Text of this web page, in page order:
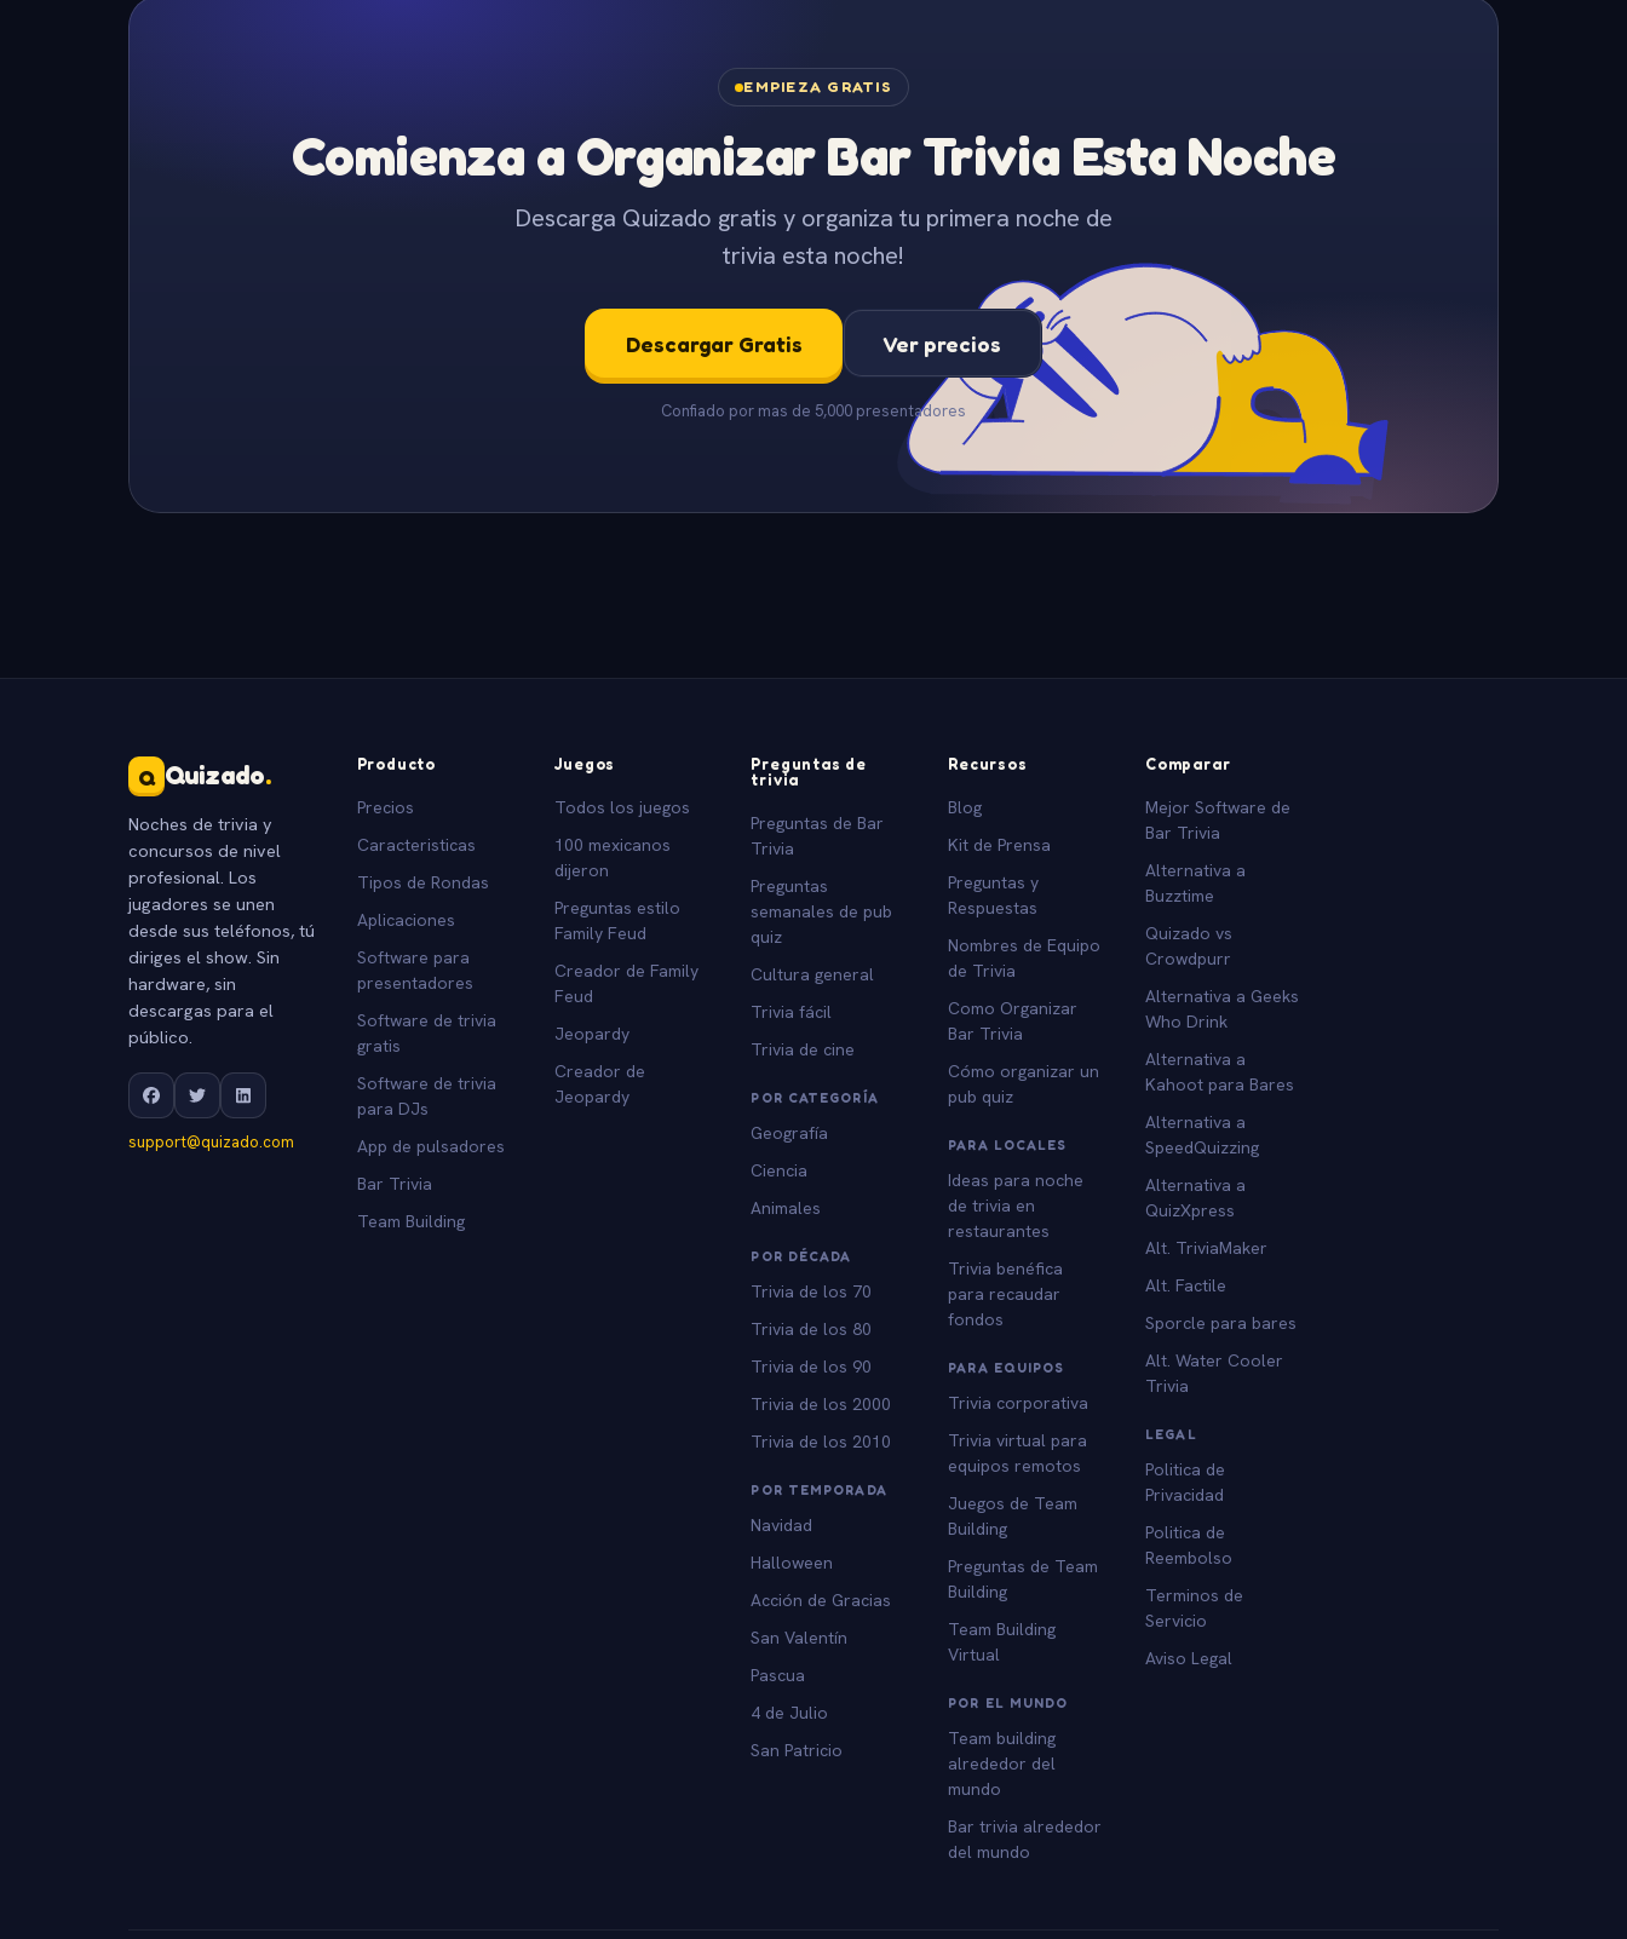
EMPIEZA GRATIS
Comienza a Organizar Bar Trivia Esta Noche
Descarga Quizado gratis y organiza tu primera noche de
trivia esta noche!
Descargar Gratis Ver precios
Confiado por mas de 5,000 presentadores
Q Quizado.
Noches de trivia y
concursos de nivel
profesional. Los
jugadores se unen
desde sus teléfonos, tú
diriges el show. Sin
hardware, sin
descargas para el
público.
support@quizado.com
Producto
Precios
Caracteristicas
Tipos de Rondas
Aplicaciones
Software para
presentadores
Software de trivia
gratis
Software de trivia
para DJs
App de pulsadores
Bar Trivia
Team Building
Juegos
Todos los juegos
100 mexicanos
dijeron
Preguntas estilo
Family Feud
Creador de Family
Feud
Jeopardy
Creador de
Jeopardy
Preguntas de
trivia
Preguntas de Bar
Trivia
Preguntas
semanales de pub
quiz
Cultura general
Trivia fácil
Trivia de cine
POR CATEGORÍA
Geografía
Ciencia
Animales
POR DÉCADA
Trivia de los 70
Trivia de los 80
Trivia de los 90
Trivia de los 2000
Trivia de los 2010
POR TEMPORADA
Navidad
Halloween
Acción de Gracias
San Valentín
Pascua
4 de Julio
San Patricio
Recursos
Blog
Kit de Prensa
Preguntas y
Respuestas
Nombres de Equipo
de Trivia
Como Organizar
Bar Trivia
Cómo organizar un
pub quiz
PARA LOCALES
Ideas para noche
de trivia en
restaurantes
Trivia benéfica
para recaudar
fondos
PARA EQUIPOS
Trivia corporativa
Trivia virtual para
equipos remotos
Juegos de Team
Building
Preguntas de Team
Building
Team Building
Virtual
POR EL MUNDO
Team building
alrededor del
mundo
Bar trivia alrededor
del mundo
Comparar
Mejor Software de
Bar Trivia
Alternativa a
Buzztime
Quizado vs
Crowdpurr
Alternativa a Geeks
Who Drink
Alternativa a
Kahoot para Bares
Alternativa a
SpeedQuizzing
Alternativa a
QuizXpress
Alt. TriviaMaker
Alt. Factile
Sporcle para bares
Alt. Water Cooler
Trivia
LEGAL
Politica de
Privacidad
Politica de
Reembolso
Terminos de
Servicio
Aviso Legal